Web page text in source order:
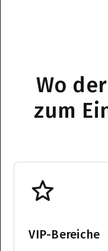
Wo
zum
VIP-Bereiche